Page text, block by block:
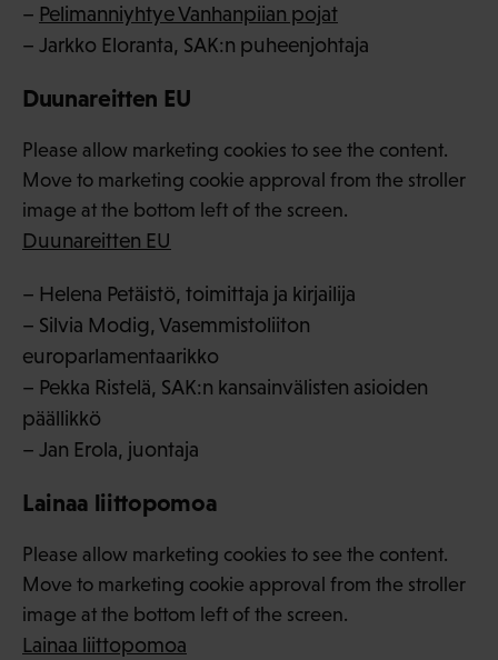
– Pelimanniyhtye Vanhanpiian pojat
– Jarkko Eloranta, SAK:n puheenjohtaja
Duunareitten EU
Please allow marketing cookies to see the content.
Move to marketing cookie approval from the stroller
image at the bottom left of the screen.
Duunareitten EU
– Helena Petäistö, toimittaja ja kirjailija
– Silvia Modig, Vasemmistoliiton
europarlamentaarikko
– Pekka Ristelä, SAK:n kansainvälisten asioiden
päällikkö
– Jan Erola, juontaja
Lainaa liittopomoa
Please allow marketing cookies to see the content.
Move to marketing cookie approval from the stroller
image at the bottom left of the screen.
Lainaa liittopomoa